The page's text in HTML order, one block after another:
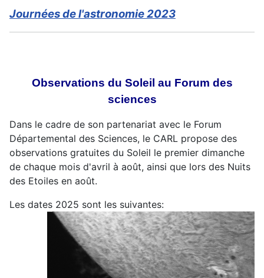
Journées de l'astronomie 2023
Observations du Soleil au Forum des
sciences
Dans le cadre de son partenariat avec le Forum
Départemental des Sciences, le CARL propose des
observations gratuites du Soleil le premier dimanche
de chaque mois d'avril à août, ainsi que lors des Nuits
des Etoiles en août.
Les dates 2025 sont les suivantes: